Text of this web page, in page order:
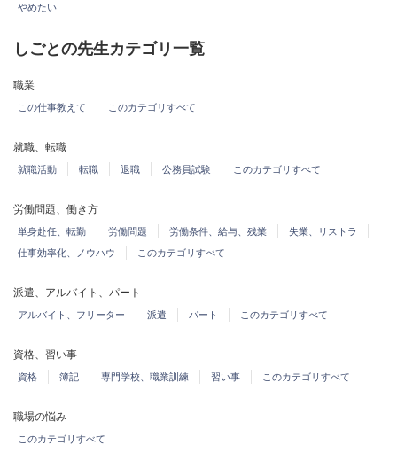
やめたい
しごとの先生カテゴリ一覧
職業
この仕事教えて このカテゴリすべて
就職、転職
就職活動 転職 退職 公務員試験 このカテゴリすべて
労働問題、働き方
単身赴任、転勤 労働問題 労働条件、給与、残業
失業、リストラ
仕事効率化、ノウハウ
このカテゴリすべて
派遣、アルバイト、パート
アルバイト、フリーター 派遣 パート このカテゴリすべて
資格、習い事
資格 簿記 専門学校、職業訓練 習い事 このカテゴリすべて
職場の悩み
このカテゴリすべて